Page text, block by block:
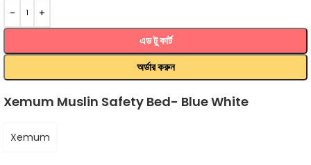
এড টু কার্ট
অর্ডার করুন
Xemum Muslin Safety Bed- Blue White
Xemum